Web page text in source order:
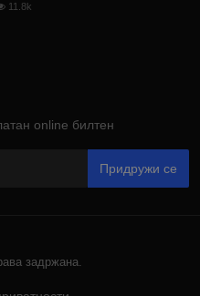
11.8k
online билтен
Придружи се
задржана.